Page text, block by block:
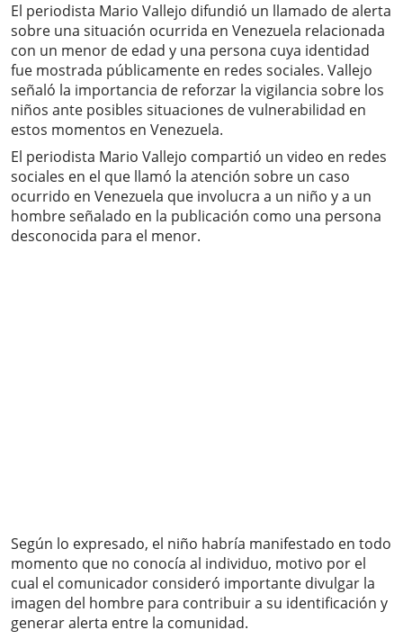
El periodista Mario Vallejo difundió un llamado de alerta
sobre una situación ocurrida en Venezuela relacionada
con un menor de edad y una persona cuya identidad
fue mostrada públicamente en redes sociales. Vallejo
señaló la importancia de reforzar la vigilancia sobre los
niños ante posibles situaciones de vulnerabilidad en
estos momentos en Venezuela.
El periodista Mario Vallejo compartió un video en redes
sociales en el que llamó la atención sobre un caso
ocurrido en Venezuela que involucra a un niño y a un
hombre señalado en la publicación como una persona
desconocida para el menor.
Según lo expresado, el niño habría manifestado en todo
momento que no conocía al individuo, motivo por el
cual el comunicador consideró importante divulgar la
imagen del hombre para contribuir a su identificación y
generar alerta entre la comunidad.